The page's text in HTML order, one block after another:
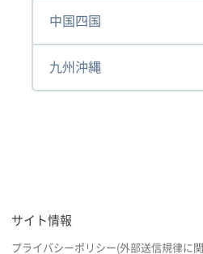
中国四国
九州沖縄
サイト情報
プライバシーポリシー(外部送信規律に